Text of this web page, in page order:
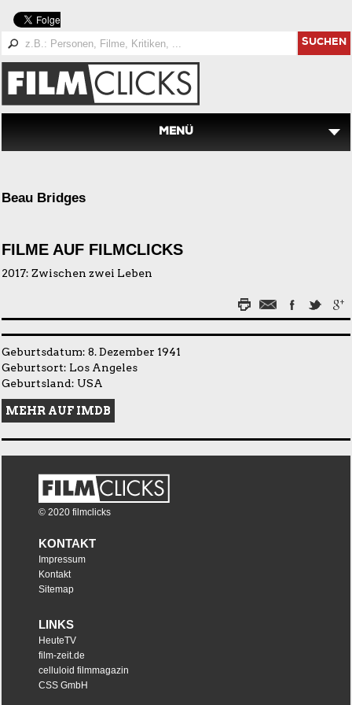
SUCHEN
MENÜ
Beau Bridges
FILME AUF FILMCLICKS
2017: Zwischen zwei Leben
Geburtsdatum: 8. Dezember 1941
Geburtsort: Los Angeles
Geburtsland: USA
MEHR AUF IMDB
© 2020 filmclicks
KONTAKT
Impressum
Kontakt
Sitemap
LINKS
HeuteTV
film-zeit.de
celluloid filmmagazin
CSS GmbH